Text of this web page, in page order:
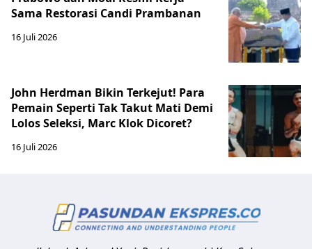
Sama Restorasi Candi Prambanan
16 Juli 2026
John Herdman Bikin Terkejut! Para
Pemain Seperti Tak Takut Mati Demi
Lolos Seleksi, Marc Klok Dicoret?
16 Juli 2026